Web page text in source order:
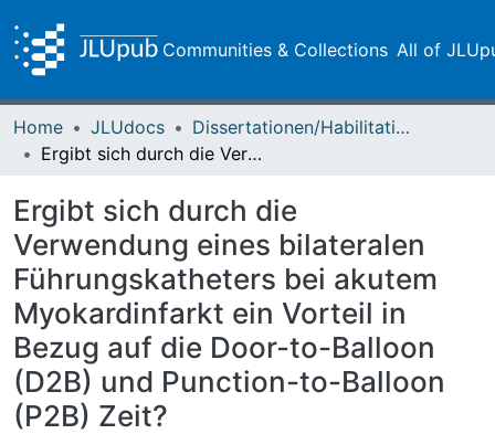
Communities & Collections All of
Home JLUdocs
Dissertationen/Habilitationen
Ergibt sich durch die Verwendung eines bilateralen Führungskatheters bei akutem Myokardinfarkt ein Vorteil in Bezug auf die Door-to-Balloon (D2B) und Punction-to-Balloon (P2B) Zeit?
Ergibt sich durch die
Verwendung eines bilateralen
Führungskatheters bei akutem
Myokardinfarkt ein Vorteil in
Bezug auf die Door-to-Balloon
(D2B) und Punction-to-Balloon
(P2B) Zeit?